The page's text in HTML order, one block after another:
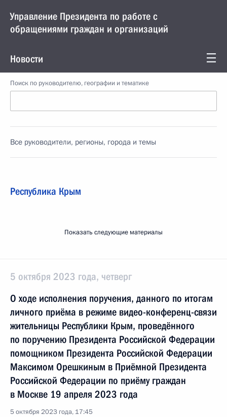
Управление Президента по работе с
обращениями граждан и организаций
Новости
Поиск по руководителю, географии и тематике
Все руководители, регионы, города и темы
Республика Крым
Показать следующие материалы
5 октября 2023 года, четверг
О ходе исполнения поручения, данного по итогам
личного приёма в режиме видео-конференц-связи
жительницы Республики Крым, проведённого
по поручению Президента Российской Федерации
помощником Президента Российской Федерации
Максимом Орешкиным в Приёмной Президента
Российской Федерации по приёму граждан
в Москве 19 апреля 2023 года
5 октября 2023 года, 17:45